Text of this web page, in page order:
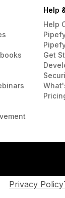
Help
Help
Get
Privacy Policy